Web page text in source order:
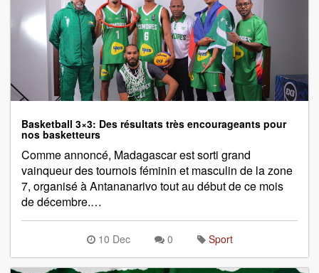
Basketball 3×3: Des résultats très encourageants pour
nos basketteurs
Comme annoncé, Madagascar est sorti grand
vainqueur des tournois féminin et masculin de la zone
7, organisé à Antananarivo tout au début de ce mois
de décembre.…
10 Dec 0 Sport